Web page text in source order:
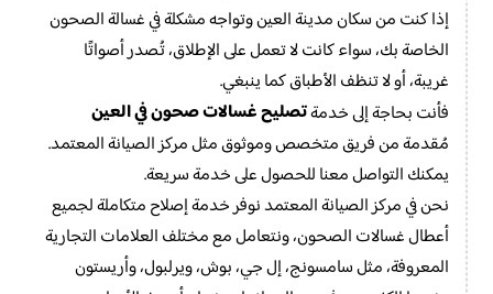
إذا كنت من سكان مدينة العين وتواجه مشكلة في غسالة الصحون
الخاصة بك، سواء كانت لا تعمل على الإطلاق، تُصدر أصواتًا
غريبة، أو لا تنظف الأطباق كما ينبغي.
فأنت بحاجة إلى خدمةتصليح غسالات صحون في العين
مُقدمة من فريق متخصص وموثوق مثل مركز الصيانة المعتمد.
يمكنك التواصل معنا للحصول على خدمة سريعة.
نحن في مركز الصيانة المعتمد نوفر خدمة إصلاح متكاملة لجميع
أعطال غسالات الصحون، ونتعامل مع مختلف العلامات التجارية
المعروفة، مثل سامسونج، إل جي، بوش، ويرلبول، وأريستون